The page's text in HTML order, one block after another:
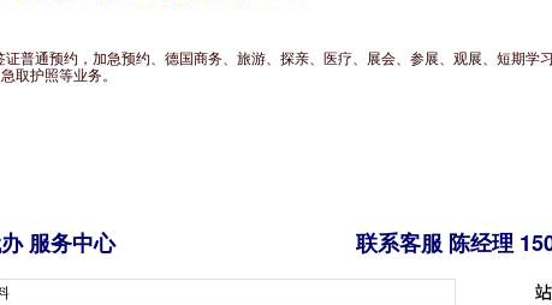
普通预约，加急预约、德国商务、旅游、探亲、医疗、展会、参展、观展、短期学
取护照等业务。
代办 服务中心 联系客服 陈经理